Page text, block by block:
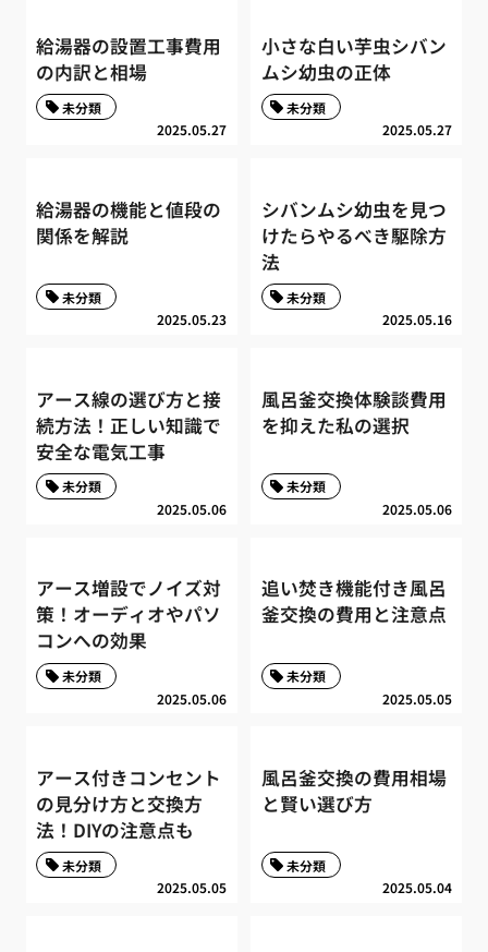
給湯器の設置工事費用
の内訳と相場
2025.05.27
未分類
小さな白い芋虫シバン
ムシ幼虫の正体
2025.05.27
未分類
給湯器の機能と値段の
関係を解説
2025.05.23
未分類
シバンムシ幼虫を見つ
けたらやるべき駆除方
法
2025.05.16
未分類
アース線の選び方と接
続方法！正しい知識で
安全な電気工事
2025.05.06
未分類
風呂釜交換体験談費用
を抑えた私の選択
2025.05.06
未分類
アース増設でノイズ対
策！オーディオやパソ
コンへの効果
2025.05.06
未分類
追い焚き機能付き風呂
釜交換の費用と注意点
2025.05.05
未分類
アース付きコンセント
の見分け方と交換方
法！DIYの注意点も
2025.05.05
未分類
風呂釜交換の費用相場
と賢い選び方
2025.05.04
未分類